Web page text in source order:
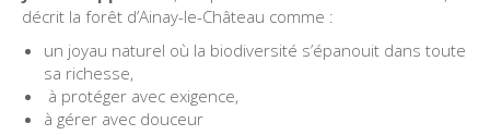
décrit la forêt d’Ainay-le-Château comme :
un joyau naturel où la biodiversité s’épanouit dans toute
sa richesse,
à protéger avec exigence,
à gérer avec douceur